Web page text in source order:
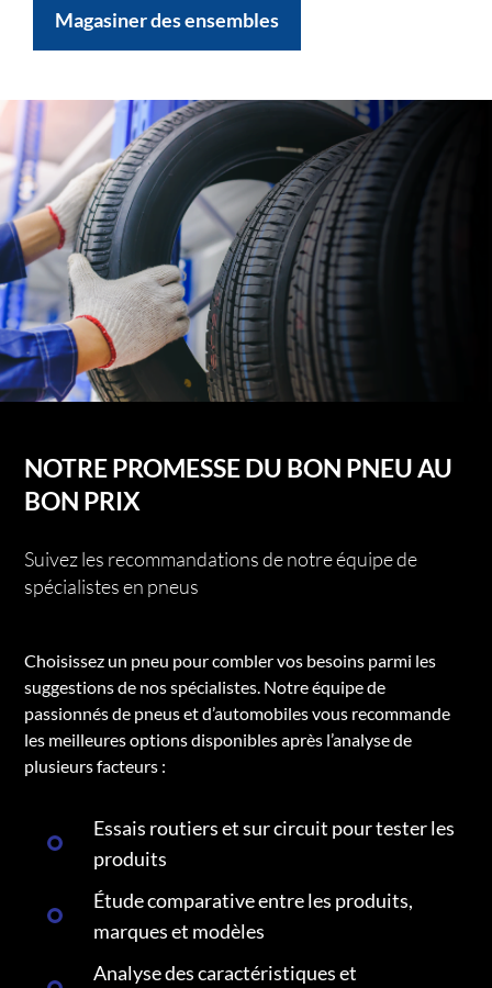
Magasiner des ensembles
NOTRE PROMESSE DU BON PNEU AU
BON PRIX
Suivez les recommandations de notre équipe de
spécialistes en pneus
Choisissez un pneu pour combler vos besoins parmi les
suggestions de nos spécialistes. Notre équipe de
passionnés de pneus et d’automobiles vous recommande
les meilleures options disponibles après l’analyse de
plusieurs facteurs :
Essais routiers et sur circuit pour tester les
produits
Étude comparative entre les produits,
marques et modèles
Analyse des caractéristiques et